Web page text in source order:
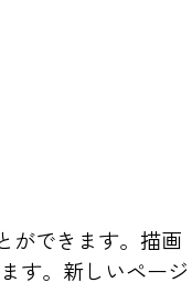
ができます。描画
す。新しいページ